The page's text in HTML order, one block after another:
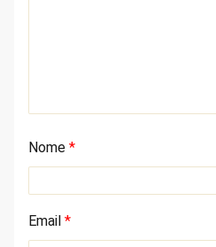
Nome *
Email *